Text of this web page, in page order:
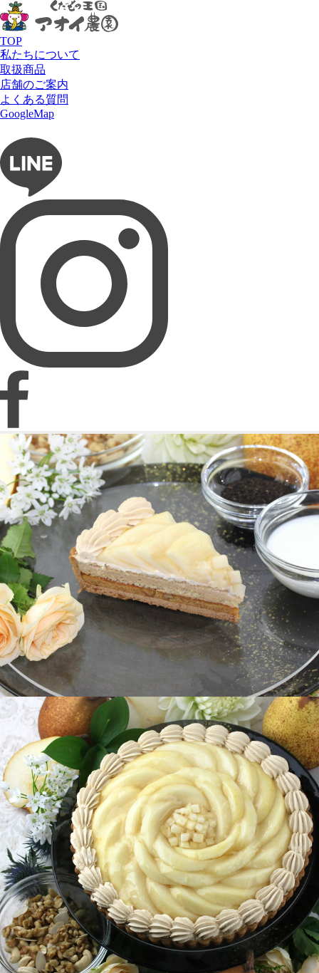
TOP
私たちについて
取扱商品
フルーツショップ アオイ農園
タルト専門店 Lumière du ciel
ネットショップ 愛の果実
店舗のご案内
よくある質問
GoogleMap
HOME リュミエール・ド・シエル
Lumière du ciel